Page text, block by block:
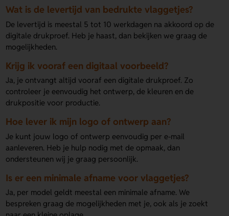
Wat is de levertijd van bedrukte vlaggetjes?
De levertijd is meestal 5 tot 10 werkdagen na akkoord op de
digitale drukproef. Heb je haast, dan bekijken we graag de
mogelijkheden.
Krijg ik vooraf een digitaal voorbeeld?
Ja, je ontvangt altijd vooraf een digitale drukproef. Zo
controleer je eenvoudig het ontwerp, de kleuren en de
drukpositie voor productie.
Hoe lever ik mijn logo of ontwerp aan?
Je kunt jouw logo of ontwerp eenvoudig per e-mail
aanleveren. Heb je hulp nodig met de opmaak, dan
ondersteunen wij je graag persoonlijk.
Is er een minimale afname voor vlaggetjes?
Ja, per model geldt meestal een minimale afname. We
bespreken graag de mogelijkheden met je, ook als je zoekt